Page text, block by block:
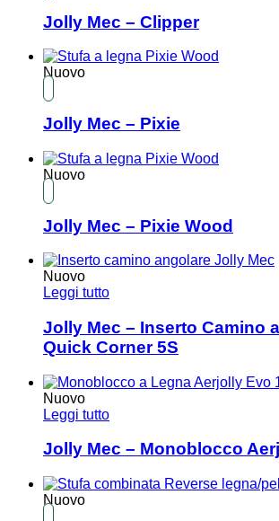
Jolly Mec – Clipper
Nuovo
Jolly Mec – Pixie
Nuovo
Jolly Mec – Pixie Wood
Nuovo
Leggi tutto
Jolly Mec – Inserto Camino
Quick Corner 5S
Nuovo
Leggi tutto
Jolly Mec – Monoblocco
Nuovo